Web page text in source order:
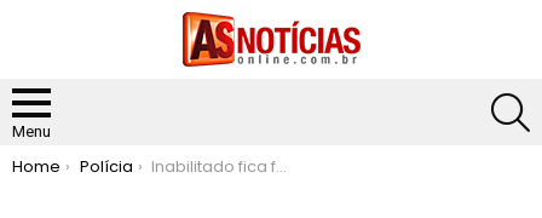
Menu
You are here:
Home Polícia Inabilitado fica ferido após colidir moto contra veículo na Vila Piedade em Itabira